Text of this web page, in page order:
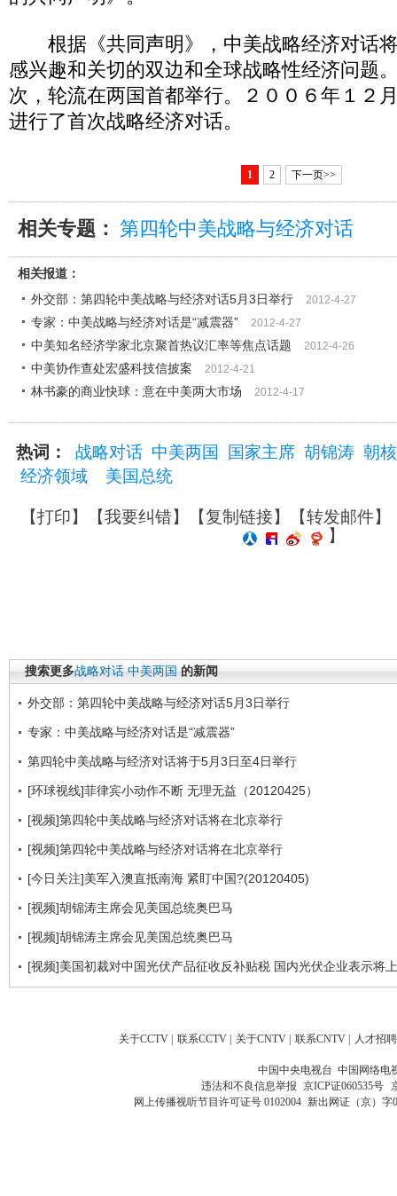
根据《共同声明》，中美战略经济对话
感兴趣和关切的双边和全球战略性经济问题
次，轮流在两国首都举行。２００６年１２
进行了首次战略经济对话。
1 2 下一页>>
相关专题： 第四轮中美战略与经济对话
相关报道：
外交部：第四轮中美战略与经济对话5月3日举行
2012-4-27
专家：中美战略与经济对话是“减震器” 2012-4-27
中美知名经济学家北京聚首热议汇率等焦点话题 2012-4-26
中美协作查处宏盛科技信披案 2012-4-21
林书豪的商业快球：意在中美两大市场 2012-4-17
热词： 战略对话 中美两国 国家主席 胡锦涛 朝核
经济领域
美国总统
【打印】【我要纠错】【复制链接】【转发邮件】
】
搜索更多战略对话 中美两国 的新闻
外交部：第四轮中美战略与经济对话5月3日举行
专家：中美战略与经济对话是“减震器”
第四轮中美战略与经济对话将于5月3日至4日举行
[环球视线]菲律宾小动作不断 无理无益（20120425）
[视频]第四轮中美战略与经济对话将在北京举行
[视频]第四轮中美战略与经济对话将在北京举行
[今日关注]美军入澳直抵南海 紧盯中国?(20120405)
[视频]胡锦涛主席会见美国总统奥巴马
[视频]胡锦涛主席会见美国总统奥巴马
[视频]美国初裁对中国光伏产品征收反补贴税 国内光伏企业表示将
关于CCTV | 联系CCTV | 关于CNTV | 联系CNTV | 人才招聘
中国中央电视台 中国网络电
违法和不良信息举报 京ICP证060535号
网上传播视听节目许可证号 0102004 新出网证（京）